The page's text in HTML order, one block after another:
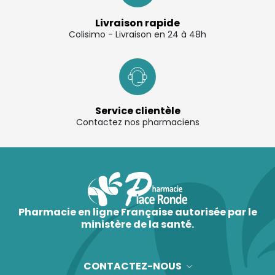
à une infection digestive, à une intoxication
alimentaire, à un changement alimentaire, à un
voyage ou à une sensibilité intestinale passagère.
Elle s’accompagne parfois de douleurs abdominales,
de ballonnements, de nausées ou d’un inconfort
Dans la majorité des cas, la diarrhée aiguë est
gênante et fatigante lorsqu’elle se répète dans la
Diarrhée aiguë et risque de déshydratation
En cas de diarrhée aiguë, l’un des points les plus
Chez l’enfant, la personne âgée ou en cas de selles
Livraison rapide
Colisimo - Livraison en 24 à 48h
Service clientèle
Contactez nos pharmaciens
Pharmacie en ligne Française autorisée par le
ministère de la santé.
CONTACTEZ-NOUS